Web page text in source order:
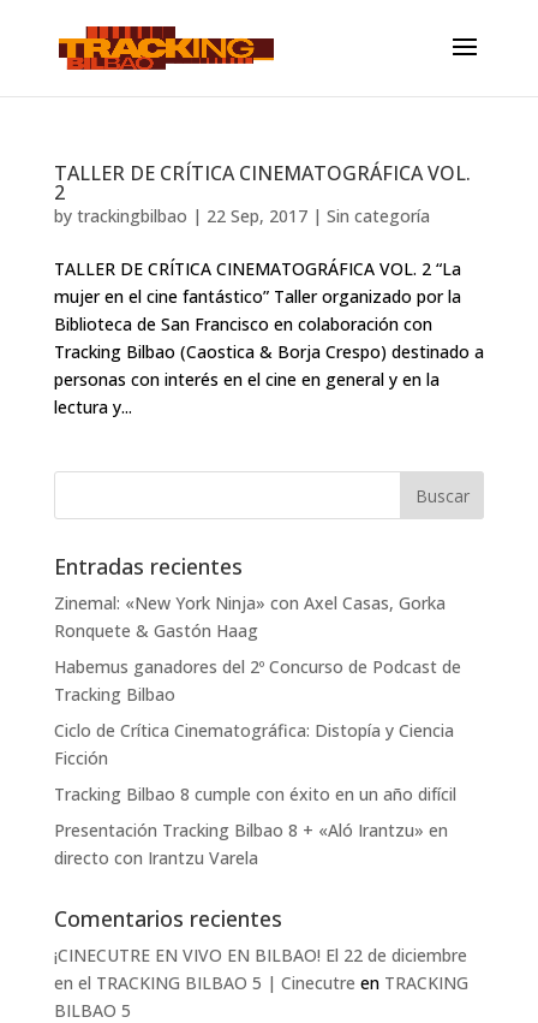
TALLER DE CRÍTICA CINEMATOGRÁFICA VOL.
2
by trackingbilbao | 22 Sep, 2017| Sin categoría
TALLER DE CRÍTICA CINEMATOGRÁFICA VOL. 2 “La
mujer en el cine fantástico” Taller organizado por la
Biblioteca de San Francisco en colaboración con
Tracking Bilbao (Caostica & Borja Crespo) destinado a
personas con interés en el cine en general y en la
lectura y...
Entradas recientes
Zinemal: «New York Ninja» con Axel Casas, Gorka
Ronquete & Gastón Haag
Habemus ganadores del 2º Concurso de Podcast de
Tracking Bilbao
Ciclo de Crítica Cinematográfica: Distopía y Ciencia
Ficción
Tracking Bilbao 8 cumple con éxito en un año difícil
Presentación Tracking Bilbao 8 + «Aló Irantzu» en
directo con Irantzu Varela
Comentarios recientes
¡CINECUTRE EN VIVO EN BILBAO! El 22 de diciembre
en el TRACKING BILBAO 5 | Cinecutre en TRACKING
BILBAO 5